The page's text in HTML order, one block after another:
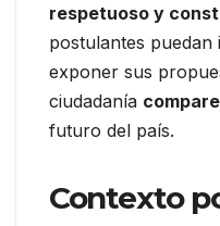
respetuoso y
postulantes
exponer sus
ciudadanía
futuro del país.
Contexto